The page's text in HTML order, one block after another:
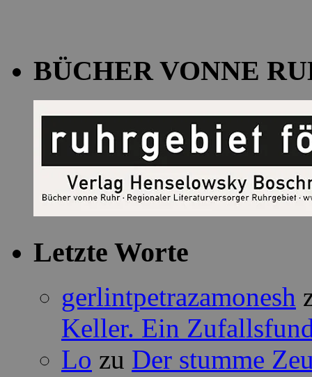
BÜCHER VONNE
Letzte Worte
gerlintpetrazamonesh
Keller. Ein
Lo zu Der stumme